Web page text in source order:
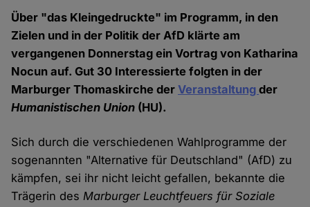
Über "das Kleingedruckte" im Programm, in den
Zielen und in der Politik der AfD klärte am
vergangenen Donnerstag ein Vortrag von Katharina
Nocun auf. Gut 30 Interessierte folgten in der
Marburger Thomaskirche derVeranstaltungder
Humanistischen Union (HU).
Sich durch die verschiedenen Wahlprogramme der
sogenannten "Alternative für Deutschland" (AfD) zu
kämpfen, sei ihr nicht leicht gefallen, bekannte die
Trägerin desMarburger Leuchtfeuers für Soziale